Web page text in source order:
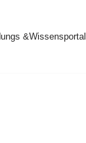
&Wissensportal